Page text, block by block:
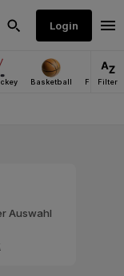
Auswahl